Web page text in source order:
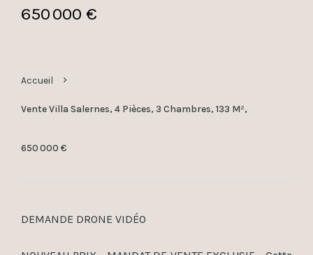
650 000 €
Accueil
Vente Villa Salernes, 4 Pièces, 3 Chambres, 133 M²,
650 000 €
DEMANDE DRONE VIDÉO